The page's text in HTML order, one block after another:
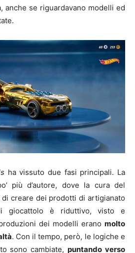
anche se riguardavano modelli ed
ha vissuto due fasi principali. La
più d’autore, dove la cura del
creare dei prodotti di artigianato
giocattolo è riduttivo, visto e
dei modelli erano molto
. Con il tempo, però, le logiche e
sono cambiate,puntando verso